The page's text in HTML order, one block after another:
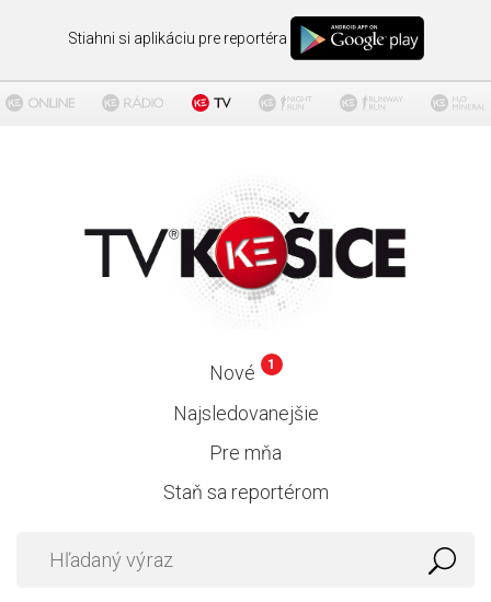
Stiahni si aplikáciu pre reportéra
Nové 1
Najsledovanejšie
Pre mňa
Staň sa reportérom